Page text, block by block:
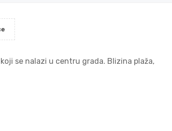
se nalazi u centru grada. Blizina plaža,